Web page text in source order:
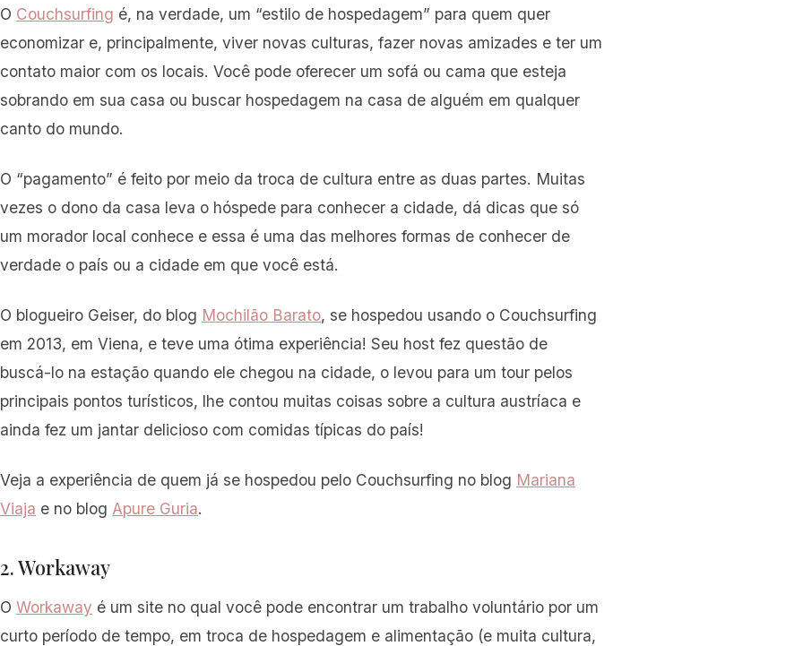
O Couchsurfing é, na verdade, um “estilo de hospedagem” para quem quer
economizar e, principalmente, viver novas culturas, fazer novas amizades e ter um
contato maior com os locais. Você pode oferecer um sofá ou cama que esteja
sobrando em sua casa ou buscar hospedagem na casa de alguém em qualquer
canto do mundo.
O “pagamento” é feito por meio da troca de cultura entre as duas partes. Muitas
vezes o dono da casa leva o hóspede para conhecer a cidade, dá dicas que só
um morador local conhece e essa é uma das melhores formas de conhecer de
verdade o país ou a cidade em que você está.
O blogueiro Geiser, do blog Mochilão Barato, se hospedou usando o Couchsurfing
em 2013, em Viena, e teve uma ótima experiência! Seu host fez questão de
buscá-lo na estação quando ele chegou na cidade, o levou para um tour pelos
principais pontos turísticos, lhe contou muitas coisas sobre a cultura austríaca e
ainda fez um jantar delicioso com comidas típicas do país!
Veja a experiência de quem já se hospedou pelo Couchsurfing no blog Mariana
Viaja e no blog Apure Guria.
2. Workaway
O Workaway é um site no qual você pode encontrar um trabalho voluntário por um
curto período de tempo, em troca de hospedagem e alimentação (e muita cultura,